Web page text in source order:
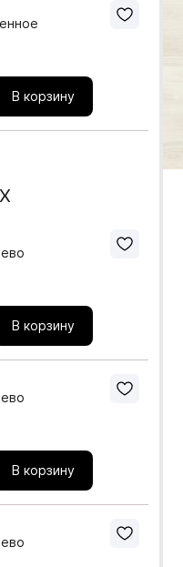
В корзину
В корзину
В корзину